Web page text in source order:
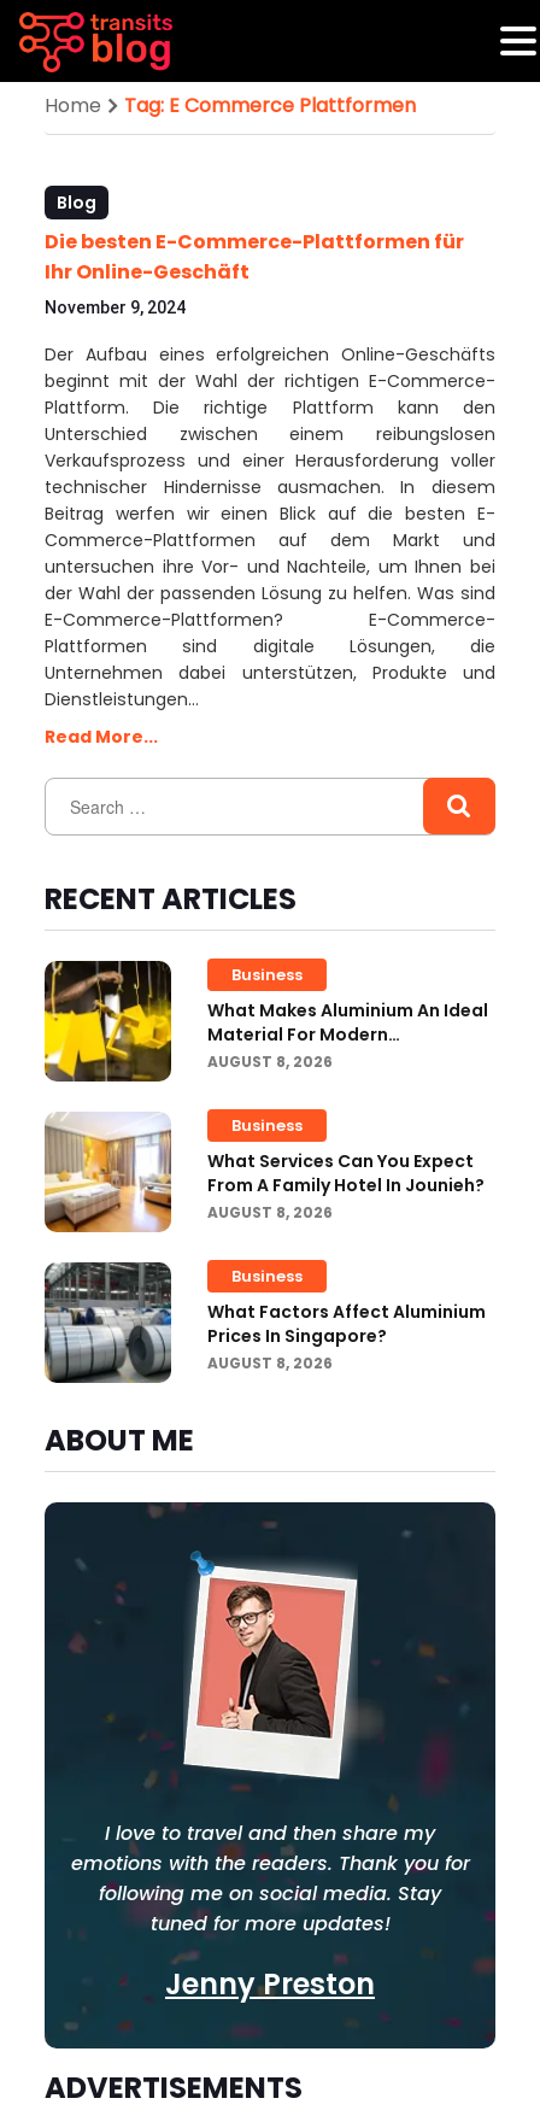
Home Tag: E Commerce Plattformen
Blog
Die besten E-Commerce-Plattformen für
Ihr Online-Geschäft
November 9, 2024
Der Aufbau eines erfolgreichen Online-Geschäfts
beginnt mit der Wahl der richtigen E-Commerce-
Plattform. Die richtige Plattform kann den
Unterschied zwischen einem reibungslosen
Verkaufsprozess und einer Herausforderung voller
technischer Hindernisse ausmachen. In diesem
Beitrag werfen wir einen Blick auf die besten E-
Commerce-Plattformen auf dem Markt und
untersuchen ihre Vor- und Nachteile, um Ihnen bei
der Wahl der passenden Lösung zu helfen. Was sind
E-Commerce-Plattformen? E-Commerce-
Plattformen sind digitale Lösungen, die
Unternehmen dabei unterstützen, Produkte und
Dienstleistungen…
Read More...
RECENT ARTICLES
Business
What Makes Aluminium An Ideal
Material For Modern
Manufacturing Projects?
AUGUST 8, 2026
Business
What Services Can You Expect
From A Family Hotel In Jounieh?
AUGUST 8, 2026
Business
What Factors Affect Aluminium
Prices In Singapore?
AUGUST 8, 2026
ABOUT ME
I love to travel and then share my
emotions with the readers. Thank you for
following me on social media. Stay
tuned for more updates!
Jenny Preston
ADVERTISEMENTS